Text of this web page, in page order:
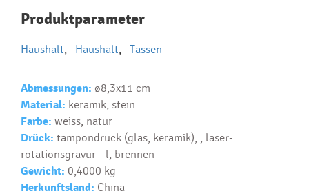
Najčastejšie otázky pri nákupe
reklamných predmetov
Ako realizujete potlač na reklamné premedy?
Ako si vybrať správny predmet?
Text...
Produktparameter
Haushalt, Haushalt, Tassen
Abmessungen: ø8,3x11 cm
Material: keramik, stein
Farbe: weiss, natur
Drück: tampondruck (glas, keramik), , laser-
rotationsgravur - l, brennen
Gewicht: 0,4000 kg
Herkunftsland: China